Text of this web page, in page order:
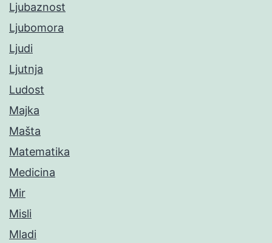
Ljubaznost
Ljubomora
Ljudi
Ljutnja
Ludost
Majka
Mašta
Matematika
Medicina
Mir
Misli
Mladi